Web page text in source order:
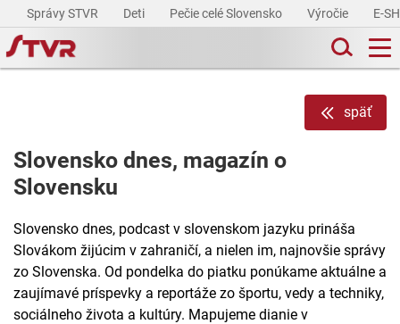
Správy STVR Deti Pečie celé Slovensko Výročie E-
späť
Slovensko dnes, magazín o
Slovensku
Slovensko dnes, podcast v slovenskom jazyku prináša
Slovákom žijúcim v zahraničí, a nielen im, najnovšie správy
zo Slovenska. Od pondelka do piatku ponúkame aktuálne a
zaujímavé príspevky a reportáže zo športu, vedy a techniky,
sociálneho života a kultúry. Mapujeme dianie v